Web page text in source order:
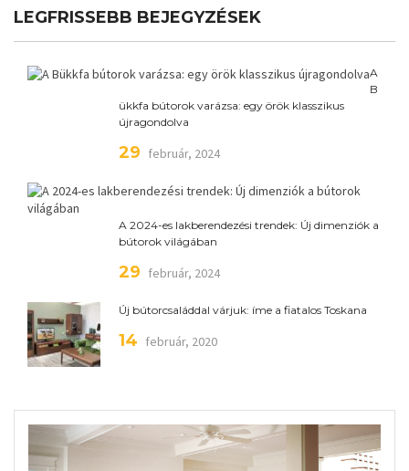
LEGFRISSEBB BEJEGYZÉSEK
A
B
ükkfa bútorok varázsa: egy örök klasszikus
újragondolva
29 február, 2024
A 2024-es lakberendezési trendek: Új dimenziók a
bútorok világában
29 február, 2024
Új bútorcsaláddal várjuk: íme a fiatalos Toskana
14 február, 2020